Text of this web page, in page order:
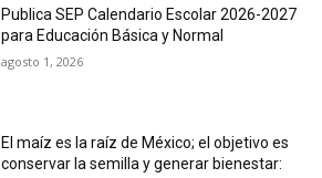
Publica SEP Calendario Escolar 2026-2027
para Educación Básica y Normal
agosto 1, 2026
El maíz es la raíz de México; el objetivo es
conservar la semilla y generar bienestar: